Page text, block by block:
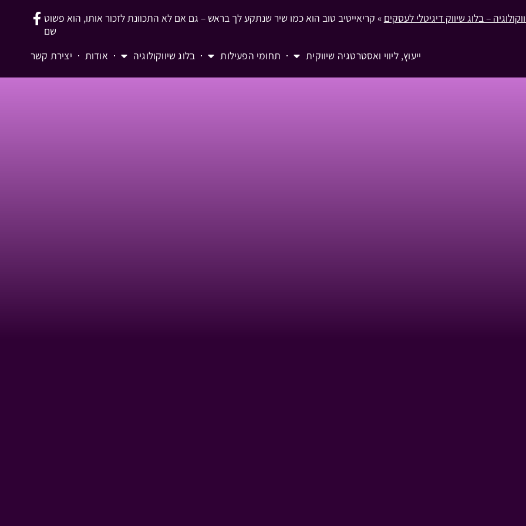
– בלוג שיווק דיגיטלי לעסקים » קריאייטיב טוב הוא כמו שיר שנתקע לך בראש – גם אם לא התכוונת לזכור אותו, הוא פשוט
שם
ייעוץ, ליווי ואסטרטגיה שיווקית
תחומי הפעילות בלוג שיווקולוגיה אודות יצירת קשר